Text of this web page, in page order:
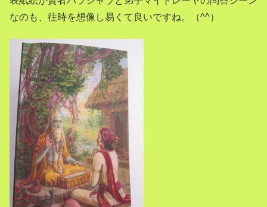
なのも、往時を想像し易くて良いですね。（^^）